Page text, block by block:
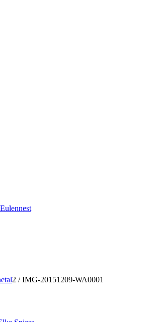
2 / IMG-20151209-WA0001